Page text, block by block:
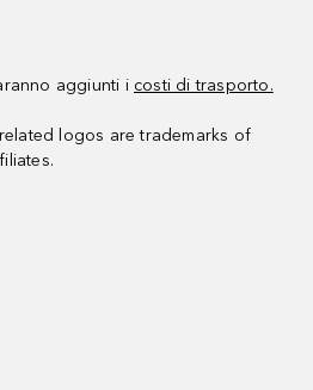
aggiunti i costi di trasporto.
logos are trademarks of